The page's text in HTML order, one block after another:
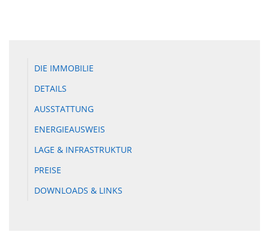
DIE IMMOBILIE
DETAILS
AUSSTATTUNG
ENERGIEAUSWEIS
LAGE & INFRASTRUKTUR
PREISE
DOWNLOADS & LINKS